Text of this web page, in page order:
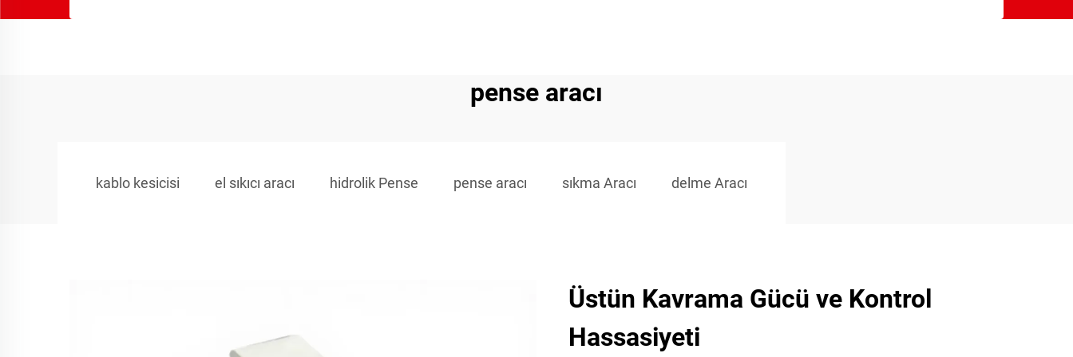
pense aracı
kablo kesicisi el sıkıcı aracı hidrolik Pense pense aracı sıkma Aracı delme Aracı
Üstün Kavrama Gücü ve Kontrol
Hassasiyeti